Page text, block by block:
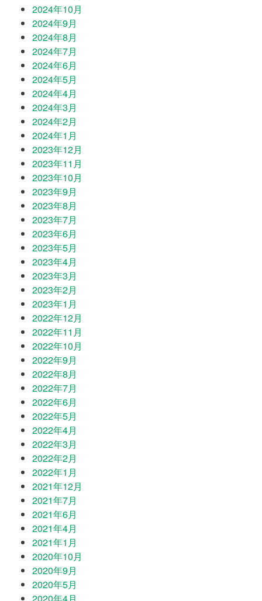
2024年10月
2024年9月
2024年8月
2024年7月
2024年6月
2024年5月
2024年4月
2024年3月
2024年2月
2024年1月
2023年12月
2023年11月
2023年10月
2023年9月
2023年8月
2023年7月
2023年6月
2023年5月
2023年4月
2023年3月
2023年2月
2023年1月
2022年12月
2022年11月
2022年10月
2022年9月
2022年8月
2022年7月
2022年6月
2022年5月
2022年4月
2022年3月
2022年2月
2022年1月
2021年12月
2021年7月
2021年6月
2021年4月
2021年1月
2020年10月
2020年9月
2020年5月
2020年4月